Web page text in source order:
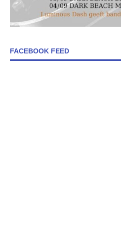
FACEBOOK FEED